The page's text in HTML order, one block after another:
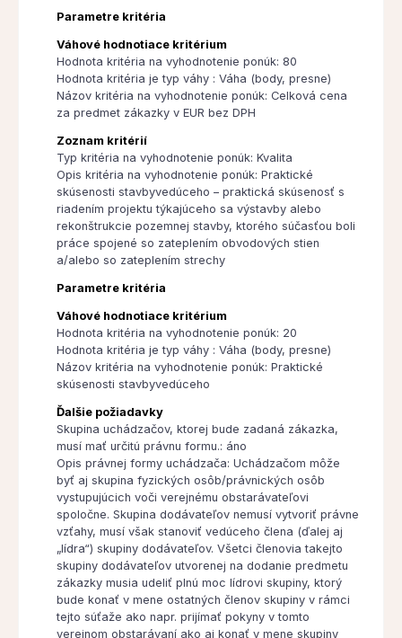
Parametre kritéria
Váhové hodnotiace kritérium
Hodnota kritéria na vyhodnotenie ponúk: 80
Hodnota kritéria je typ váhy : Váha (body, presne)
Názov kritéria na vyhodnotenie ponúk: Celková cena
za predmet zákazky v EUR bez DPH
Zoznam kritérií
Typ kritéria na vyhodnotenie ponúk: Kvalita
Opis kritéria na vyhodnotenie ponúk: Praktické
skúsenosti stavbyvedúceho – praktická skúsenosť s
riadením projektu týkajúceho sa výstavby alebo
rekonštrukcie pozemnej stavby, ktorého súčasťou boli
práce spojené so zateplením obvodových stien
a/alebo so zateplením strechy
Parametre kritéria
Váhové hodnotiace kritérium
Hodnota kritéria na vyhodnotenie ponúk: 20
Hodnota kritéria je typ váhy : Váha (body, presne)
Názov kritéria na vyhodnotenie ponúk: Praktické
skúsenosti stavbyvedúceho
Ďalšie požiadavky
Skupina uchádzačov, ktorej bude zadaná zákazka,
musí mať určitú právnu formu.: áno
Opis právnej formy uchádzača: Uchádzačom môže
byť aj skupina fyzických osôb/právnických osôb
vystupujúcich voči verejnému obstarávateľovi
spoločne. Skupina dodávateľov nemusí vytvoriť právne
vzťahy, musí však stanoviť vedúceho člena (ďalej aj
„lídra“) skupiny dodávateľov. Všetci členovia takejto
skupiny dodávateľov utvorenej na dodanie predmetu
zákazky musia udeliť plnú moc lídrovi skupiny, ktorý
bude konať v mene ostatných členov skupiny v rámci
tejto súťaže ako napr. prijímať pokyny v tomto
verejnom obstarávaní ako aj konať v mene skupiny